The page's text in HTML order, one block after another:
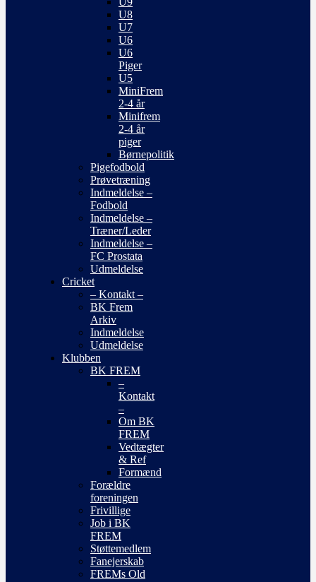
U8
U7
U6
U6
Piger
U5
MiniFrem
2-4 år
Minifrem
2-4 år
piger
Børnepolitik
Pigefodbold
Prøvetræning
Indmeldelse –
Fodbold
Indmeldelse –
Træner/Leder
Indmeldelse –
FC Prostata
Udmeldelse
Cricket
– Kontakt –
BK Frem
Arkiv
Indmeldelse
Udmeldelse
Klubben
BK FREM
–
Kontakt
–
Om BK
FREM
Vedtægter
& Ref
Formænd
Forældre
foreningen
Frivillige
Job i BK
FREM
Støttemedlem
Fanejerskab
FREMs Old